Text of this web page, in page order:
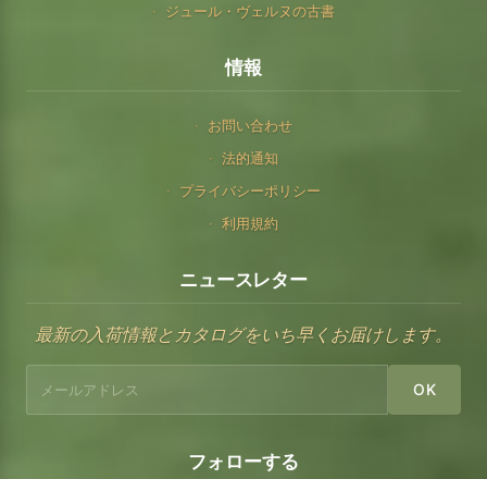
ジュール・ヴェルヌの古書
情報
お問い合わせ
法的通知
プライバシーポリシー
利用規約
ニュースレター
最新の入荷情報とカタログをいち早くお届けします。
OK
フォローする